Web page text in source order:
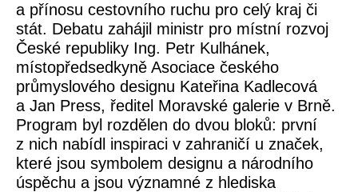
a přínosu cestovního ruchu pro celý kraj či
stát. Debatu zahájil ministr pro místní rozvoj
České republiky Ing. Petr Kulhánek,
místopředsedkyně Asociace českého
průmyslového designu Kateřina Kadlecová
a Jan Press, ředitel Moravské galerie v Brně.
Program byl rozdělen do dvou bloků: první
z nich nabídl inspiraci v zahraničí u značek,
které jsou symbolem designu a národního
úspěchu a jsou významné z hlediska